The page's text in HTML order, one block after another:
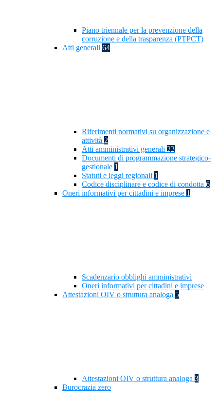
Piano triennale per la prevenzione della
corruzione e della trasparenza (PTPCT)
Atti generali 64
Riferimenti normativi su organizzazione e
attività 2
Atti amministrativi generali 22
Documenti di programmazione strategico-
gestionale 1
Statuti e leggi regionali 1
Codice disciplinare e codice di condotta 6
Oneri informativi per cittadini e imprese 1
Scadenzario obblighi amministrativi
Oneri informativi per cittadini e imprese
Attestazioni OIV o struttura analoga 5
Attestazioni OIV o struttura analoga 3
Burocrazia zero